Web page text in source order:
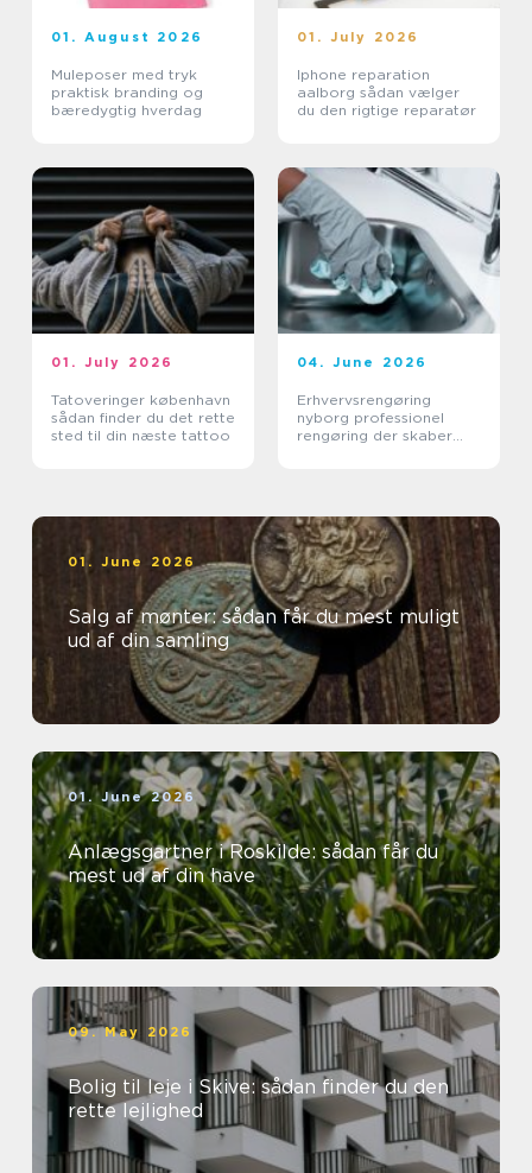
01. August 2026
Muleposer med tryk
praktisk branding og
bæredygtig hverdag
01. July 2026
Iphone reparation
aalborg sådan vælger
du den rigtige reparatør
01. July 2026
Tatoveringer københavn
sådan finder du det rette
sted til din næste tattoo
04. June 2026
Erhvervsrengøring
nyborg professionel
rengøring der skaber
01. June 2026
Salg af mønter: sådan får du mest muligt
ud af din samling
01. June 2026
Anlægsgartner i Roskilde: sådan får du
mest ud af din have
09. May 2026
Bolig til leje i Skive: sådan finder du den
rette lejlighed